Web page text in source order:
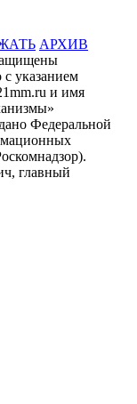
АРХИВ
указанием
и имя
Федеральной
главный